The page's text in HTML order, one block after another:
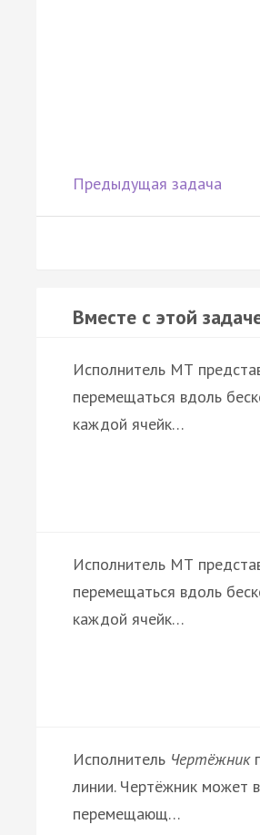
Предыдущая задача
Вместе с этой
Исполнитель МТ
перемещаться вдоль
каждой ячейк…
Исполнитель МТ
перемещаться вдоль
каждой ячейк…
Исполнитель Чертёжник
линии. Чертёжник может
перемещающ…